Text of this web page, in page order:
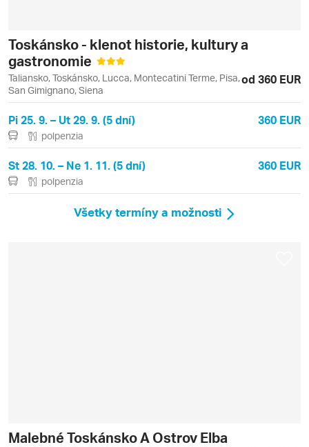
Toskánsko - klenot historie, kultury a
gastronomie
Taliansko, Toskánsko, Lucca, Montecatini Terme, Pisa,
San Gimignano, Siena
od 360 EUR
Pi 25. 9. – Ut 29. 9. (5 dní) 360 EUR
polpenzia
St 28. 10. – Ne 1. 11. (5 dní) 360 EUR
polpenzia
Všetky termíny a možnosti
Malebné Toskánsko A Ostrov Elba